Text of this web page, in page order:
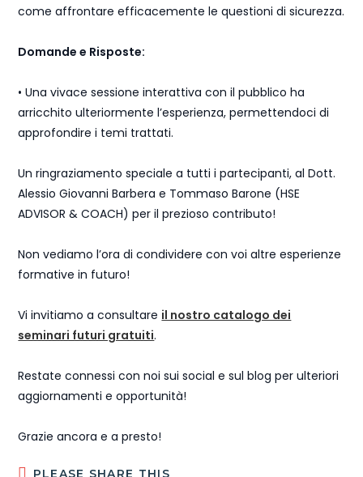
come affrontare efficacemente le questioni di sicurezza.
Domande e Risposte:
• Una vivace sessione interattiva con il pubblico ha
arricchito ulteriormente l’esperienza, permettendoci di
approfondire i temi trattati.
Un ringraziamento speciale a tutti i partecipanti, al Dott.
Alessio Giovanni Barbera e Tommaso Barone (HSE
ADVISOR & COACH) per il prezioso contributo!
Non vediamo l’ora di condividere con voi altre esperienze
formative in futuro!
Vi invitiamo a consultare il nostro catalogo dei
seminari futuri gratuiti.
Restate connessi con noi sui social e sul blog per ulteriori
aggiornamenti e opportunità!
Grazie ancora e a presto!
PLEASE SHARE THIS